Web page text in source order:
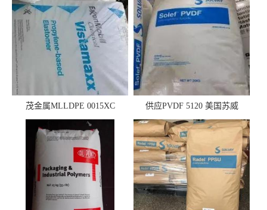
茂金属MLLDPE 0015XC
0019XC 现货
供应PVDF 5120 美国苏威